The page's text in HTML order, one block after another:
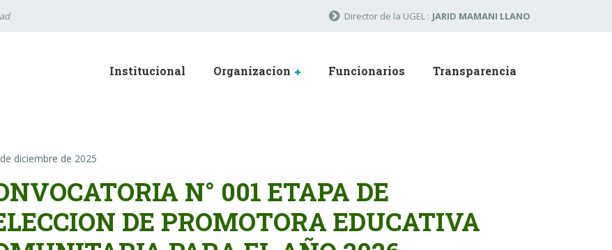
Director de la UGEL : JARID MAMANI LLANO
Institucional Organizacion Funcionarios Transparencia
diciembre de 2025
N° 001 ETAPA DE
DE PROMOTORA EDUCATIVA